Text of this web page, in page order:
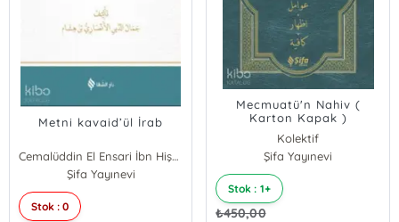
Metni kavaid’ül İrab
Cemalüddin El Ensari İbn Hişam
Şifa Yayınevi
Stok : 0
Mecmuatü'n Nahiv (
Karton Kapak )
Kolektif
Şifa Yayınevi
Stok : 1+
₺450,00